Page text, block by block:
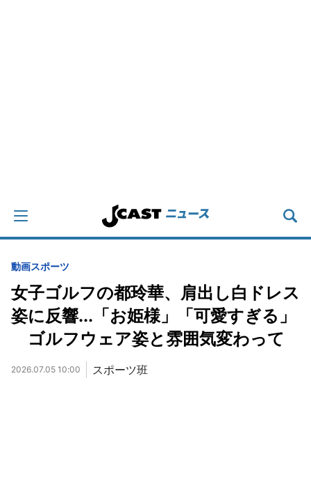
動画スポーツ
女子ゴルフの都玲華、肩出し白ドレス
姿に反響...「お姫様」「可愛すぎる」
ゴルフウェア姿と雰囲気変わって
2026.07.05 10:00 スポーツ班